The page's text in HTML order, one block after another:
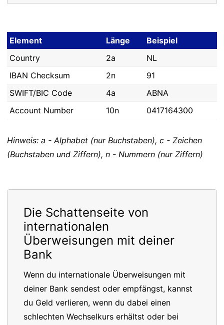
Element Länge
Beispiel
Country
2a
NL
IBAN Checksum
2n
91
SWIFT/BIC Code
4a
ABNA
Account Number
10n 0417164300
Hinweis: a - Alphabet (nur Buchstaben), c - Zeichen
(Buchstaben und Ziffern), n - Nummern (nur Ziffern)
Die Schattenseite von
internationalen
Überweisungen mit deiner
Bank
Wenn du internationale Überweisungen mit
deiner Bank sendest oder empfängst, kannst
du Geld verlieren, wenn du dabei einen
schlechten Wechselkurs erhältst oder bei